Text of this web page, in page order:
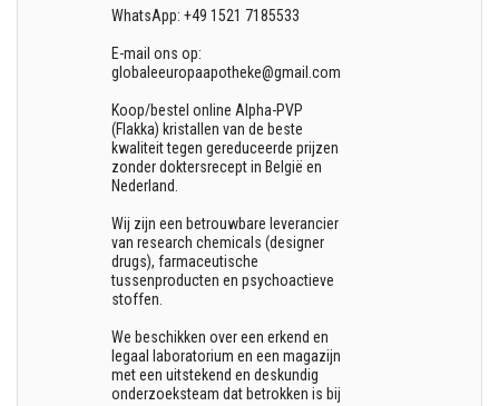
WhatsApp: +49 1521 7185533
E-mail ons op:
globaleeuropaapotheke@gmail.com
Koop/bestel online Alpha-PVP
(Flakka) kristallen van de beste
kwaliteit tegen gereduceerde prijzen
zonder doktersrecept in België en
Nederland.
Wij zijn een betrouwbare leverancier
van research chemicals (designer
drugs), farmaceutische
tussenproducten en psychoactieve
stoffen.
We beschikken over een erkend en
legaal laboratorium en een magazijn
met een uitstekend en deskundig
onderzoeksteam dat betrokken is bij